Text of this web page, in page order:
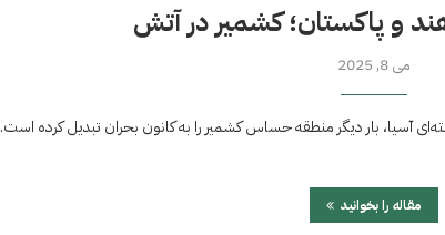
و پاکستان؛ کشمیر در آتش
می 8, 2025
آسیا، بار دیگر منطقه حساس کشمیر را به کانون بحران تبدیل کرده است.
مقاله را بخوانید